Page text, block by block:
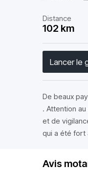
Distance
102 km
Lancer le
De beaux
. Attention
et de
qui a été fort
Avis